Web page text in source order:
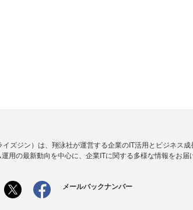
イズジン）は、翔泳社が運営する企業のIT活用とビジネス
用の最新動向を中心に、企業ITに関する多様な情報をお届
メールバックナンバー